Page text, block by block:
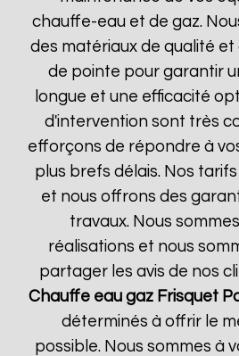
chauffe-eau et de gaz.
des matériaux de qualité
de pointe pour garantir
longue et une efficacité
d'intervention sont très
efforçons de répondre à
plus brefs délais. Nos
et nous offrons des
travaux. Nous
réalisations et nous
partager les avis de nos
Chauffe eau gaz Frisquet
déterminés à offrir le
possible. Nous sommes à